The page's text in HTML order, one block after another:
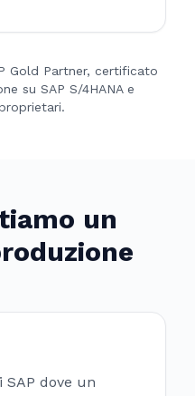
Gold Partner, certificato
su SAP S/4HANA e
un
dove un